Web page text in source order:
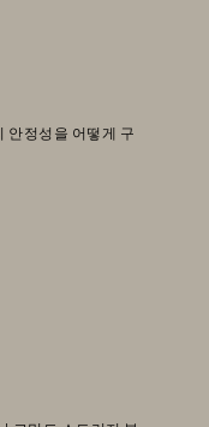
안정성을 어떻게 구